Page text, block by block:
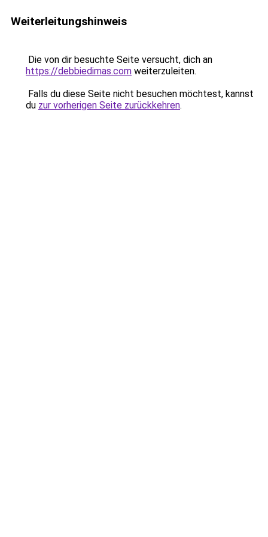
Weiterleitungshinweis
Die von dir besuchte Seite versucht, dich an
https://debbiedimas.com weiterzuleiten.
Falls du diese Seite nicht besuchen möchtest, kannst
du zur vorherigen Seite zurückkehren.